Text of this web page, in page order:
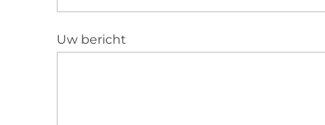
Uw bericht